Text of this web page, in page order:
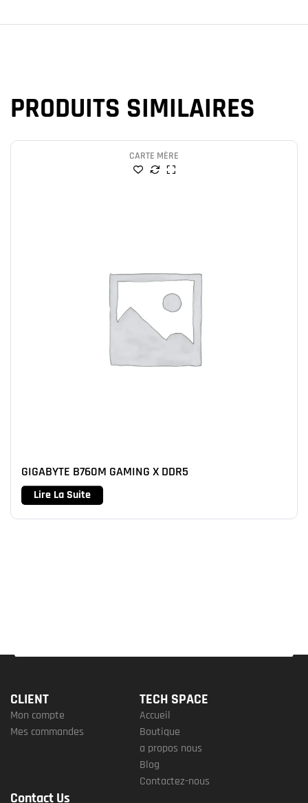
PRODUITS SIMILAIRES
CARTE MÈRE
GIGABYTE B760M GAMING X DDR5
Lire La Suite
CLIENT
Mon compte
Mes commandes
TECH SPACE
Accueil
Boutique
a propos nous
Blog
Contactez-nous
Contact Us